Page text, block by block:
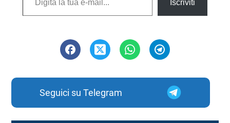
Iscriviti
Seguici su Telegram